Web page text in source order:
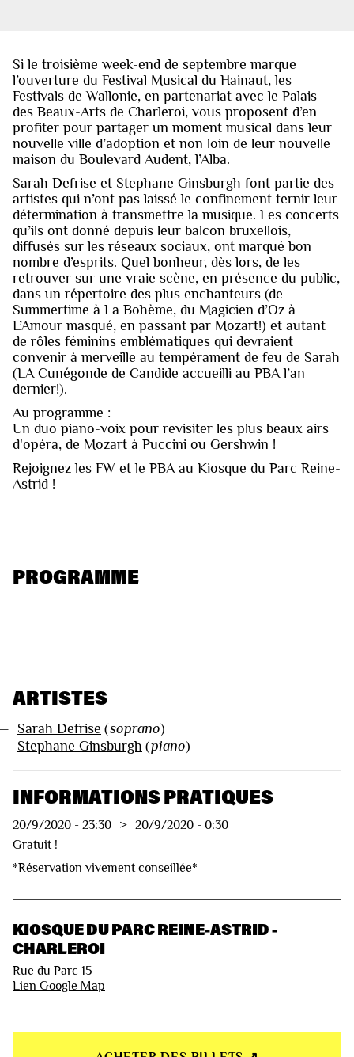
Si le troisième week-end de septembre marque
l’ouverture du Festival Musical du Hainaut, les
Festivals de Wallonie, en partenariat avec le Palais
des Beaux-Arts de Charleroi, vous proposent d’en
profiter pour partager un moment musical dans leur
nouvelle ville d’adoption et non loin de leur nouvelle
maison du Boulevard Audent, l’Alba.
Sarah Defrise et Stephane Ginsburgh font partie des
artistes qui n’ont pas laissé le confinement ternir leur
détermination à transmettre la musique. Les concerts
qu’ils ont donné depuis leur balcon bruxellois,
diffusés sur les réseaux sociaux, ont marqué bon
nombre d’esprits. Quel bonheur, dès lors, de les
retrouver sur une vraie scène, en présence du public,
dans un répertoire des plus enchanteurs (de
Summertime à La Bohème, du Magicien d’Oz à
L’Amour masqué, en passant par Mozart!) et autant
de rôles féminins emblématiques qui devraient
convenir à merveille au tempérament de feu de Sarah
(LA Cunégonde de Candide accueilli au PBA l’an
dernier!).
Au programme :
Un duo piano-voix pour revisiter les plus beaux airs
d'opéra, de Mozart à Puccini ou Gershwin !
Rejoignez les FW et le PBA au Kiosque du Parc Reine-
Astrid !
PROGRAMME
ARTISTES
Sarah Defrise (soprano)
Stephane Ginsburgh (piano)
INFORMATIONS PRATIQUES
20/9/2020 - 23:30 > 20/9/2020 - 0:30
Gratuit !
*Réservation vivement conseillée*
KIOSQUE DU PARC REINE-ASTRID -
CHARLEROI
Rue du Parc 15
Lien Google Map